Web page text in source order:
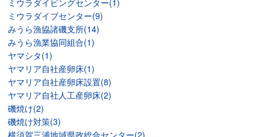
ミウラダイビングセンター(1)
ミウラダイブセンター(9)
みうら漁協諸磯支所(14)
みうら漁業協同組合(1)
ヤマシタ(1)
ヤマリア自社産卵床(1)
ヤマリア自社産卵床設置(8)
ヤマリア自社人工産卵床(2)
磯焼け(2)
磯焼け対策(3)